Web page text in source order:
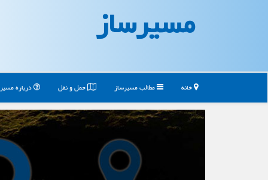
مسیرساز
خانه مطالب مسیرساز حمل و نقل درباره